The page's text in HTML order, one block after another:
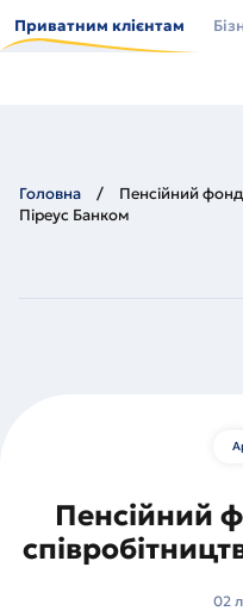
до
основного
Приватним клієнтам
Головна
Пенсійний
Піреус Банком
Пенсійний
02